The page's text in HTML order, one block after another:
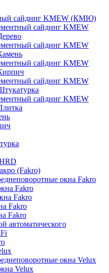
сайдинг KMEW (КМЮ)
сайдинг KMEW
сайдинг KMEW
сайдинг KMEW
сайдинг KMEW
сайдинг KMEW
(Fakro)
окна Fakro
Fakro
Fakro
Fakro
Fakro
автоматического
окна Velux
Velux